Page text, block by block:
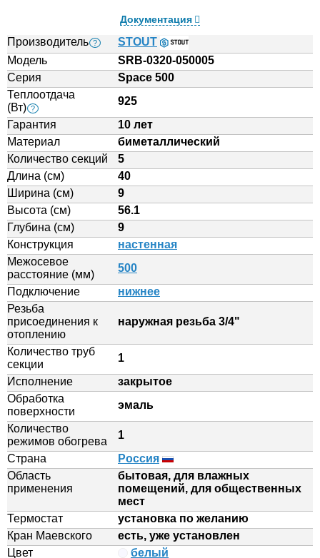
Документация
Производитель ?
STOUT
Модель
SRB-0320-050005
Серия
Space 500
Теплоотдача
(Вт) ?
925
Гарантия
10 лет
Материал
биметаллический
Количество секций
5
Длина (см)
40
Ширина (см)
9
Высота (см)
56.1
Глубина (см)
9
Конструкция
настенная
Межосевое
расстояние (мм)
500
Подключение
нижнее
Резьба
присоединения к
отоплению
наружная резьба 3/4"
Количество труб
секции
1
Исполнение
закрытое
Обработка
поверхности
эмаль
Количество
режимов обогрева
1
Страна
Россия
Область
применения
бытовая, для влажных
помещений, для общественных
мест
Термостат
установка по желанию
Кран Маевского
есть, уже установлен
Цвет
белый